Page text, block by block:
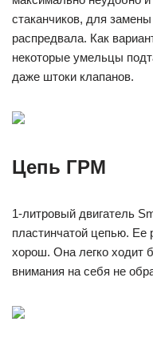
стаканчиков, для
распредвала. Как
некоторые умельцы
даже штоки клапанов.
Цепь ГРМ
1-литровый двигатель
пластинчатой цепью. Ее
хорош. Она легко ходит
внимания на себя не